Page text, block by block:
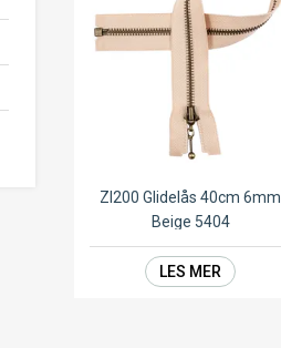
ZI200 Glidelås 40cm 6mm
Beige 5404
LES MER